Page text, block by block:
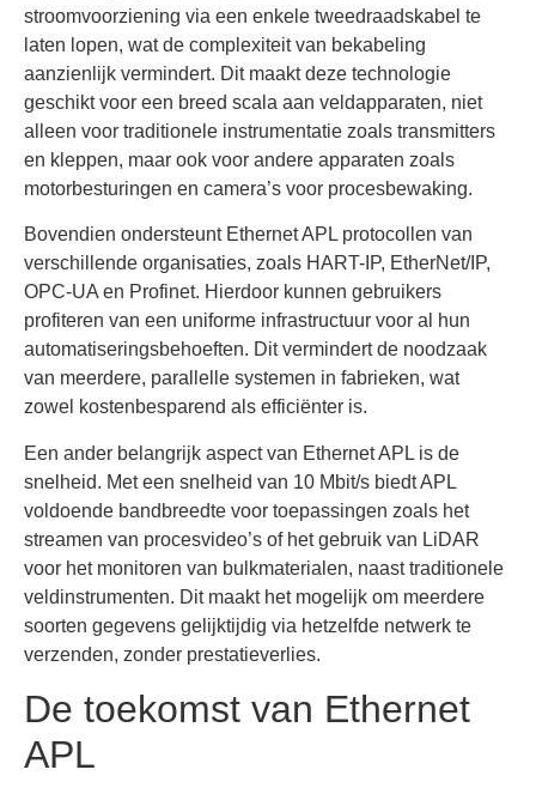
stroomvoorziening via een enkele tweedraadskabel te
laten lopen, wat de complexiteit van bekabeling
aanzienlijk vermindert. Dit maakt deze technologie
geschikt voor een breed scala aan veldapparaten, niet
alleen voor traditionele instrumentatie zoals transmitters
en kleppen, maar ook voor andere apparaten zoals
motorbesturingen en camera’s voor procesbewaking.
Bovendien ondersteunt Ethernet APL protocollen van
verschillende organisaties, zoals HART-IP, EtherNet/IP,
OPC-UA en Profinet. Hierdoor kunnen gebruikers
profiteren van een uniforme infrastructuur voor al hun
automatiseringsbehoeften. Dit vermindert de noodzaak
van meerdere, parallelle systemen in fabrieken, wat
zowel kostenbesparend als efficiënter is.
Een ander belangrijk aspect van Ethernet APL is de
snelheid. Met een snelheid van 10 Mbit/s biedt APL
voldoende bandbreedte voor toepassingen zoals het
streamen van procesvideo’s of het gebruik van LiDAR
voor het monitoren van bulkmaterialen, naast traditionele
veldinstrumenten. Dit maakt het mogelijk om meerdere
soorten gegevens gelijktijdig via hetzelfde netwerk te
verzenden, zonder prestatieverlies.
De toekomst van Ethernet
APL